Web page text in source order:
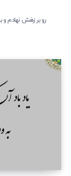
رو بر رَهَش نهادم